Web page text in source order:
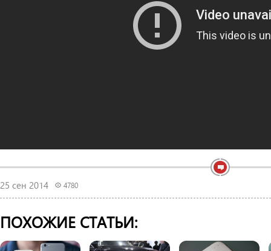
25 сен 2014 4780
ПОХОЖИЕ СТАТЬИ: